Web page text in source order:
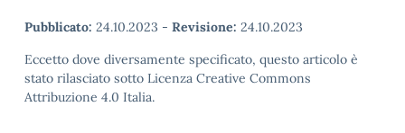
Pubblicato: 24.10.2023 - Revisione: 24.10.2023
Eccetto dove diversamente specificato, questo articolo è
stato rilasciato sotto Licenza Creative Commons
Attribuzione 4.0 Italia.